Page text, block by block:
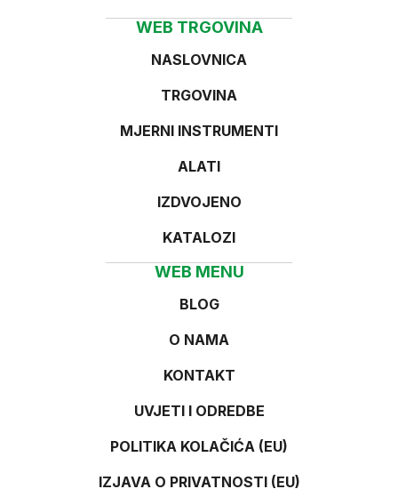
WEB TRGOVINA
NASLOVNICA
TRGOVINA
MJERNI INSTRUMENTI
ALATI
IZDVOJENO
KATALOZI
WEB MENU
BLOG
O NAMA
KONTAKT
UVJETI I ODREDBE
POLITIKA KOLAČIĆA (EU)
IZJAVA O PRIVATNOSTI (EU)